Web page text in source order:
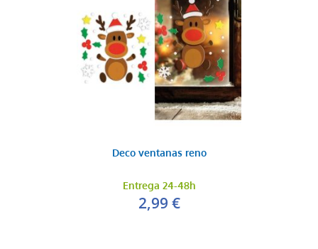
Deco ventanas reno
Entrega 24-48h
2,99 €